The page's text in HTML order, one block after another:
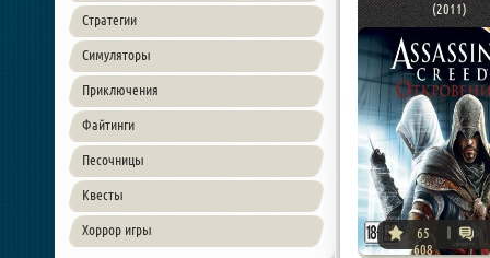
Стратегии
Симуляторы
Приключения
Файтинги
Песочницы
Квесты
Хоррор игры
(2011)
65
608